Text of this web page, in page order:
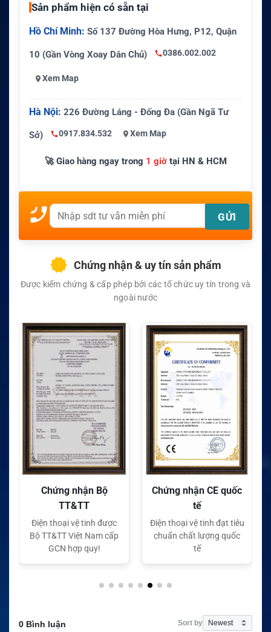
Sản phẩm hiện có sẵn tại
Hồ Chí Minh: Số 137 Đường Hòa Hưng, P12, Quận
10 (Gần Vòng Xoay Dân Chủ) 0386.002.002
Xem Map
Hà Nội: 226 Đường Láng - Đống Đa (Gần Ngã Tư
Sở) 0917.834.532 Xem Map
🚀 Giao hàng ngay trong 1 giờtại HN & HCM
Chứng nhận & uy tín sản phẩm
Được kiểm chứng & cấp phép bởi các tổ chức uy tín trong và
ngoài nước
Chứng nhận Bộ
TT&TT
Điện thoại vệ tinh được
Bộ TT&TT Việt Nam cấp
GCN hợp quy!
Chứng nhận CE quốc
tế
Điện thoại vệ tinh đạt tiêu
chuẩn chất lượng quốc
tế
0 Bình luận Sort by